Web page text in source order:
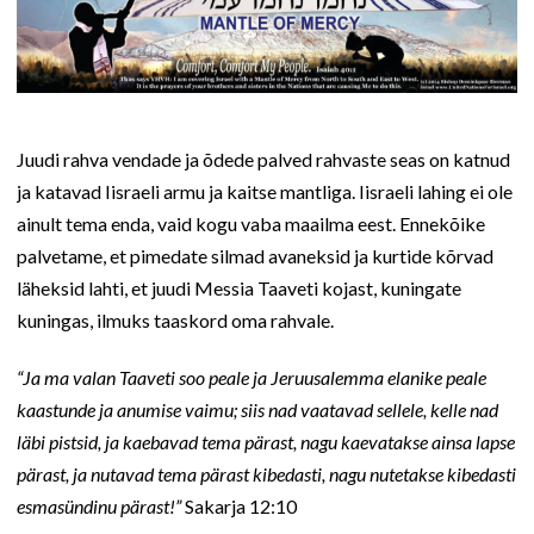
Juudi rahva vendade ja õdede palved rahvaste seas on katnud
ja katavad Iisraeli armu ja kaitse mantliga. Iisraeli lahing ei ole
ainult tema enda, vaid kogu vaba maailma eest. Ennekõike
palvetame, et pimedate silmad avaneksid ja kurtide kõrvad
läheksid lahti, et juudi Messia Taaveti kojast, kuningate
kuningas, ilmuks taaskord oma rahvale.
“Ja ma valan Taaveti soo peale ja Jeruusalemma elanike peale
kaastunde ja anumise vaimu; siis nad vaatavad sellele, kelle nad
läbi pistsid, ja kaebavad tema pärast, nagu kaevatakse ainsa lapse
pärast, ja nutavad tema pärast kibedasti, nagu nutetakse kibedasti
esmasündinu pärast!”Sakarja 12:10